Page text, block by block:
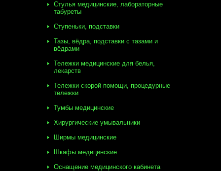
Стулья медицинские, лабораторные
табуреты
Ступеньки, подставки
Тазы, вёдра, подставки с тазами и
вёдрами
Тележки медицинские для белья,
лекарств
Тележки скорой помощи, процедурные
тележки
Тумбы медицинские
Хирургические умывальники
Ширмы медицинские
Шкафы медицинские
Оснащение медицинского кабинета